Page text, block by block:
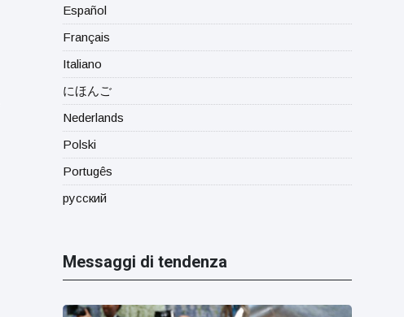
Español
Français
Italiano
にほんご
Nederlands
Polski
Portugês
русский
Messaggi di tendenza